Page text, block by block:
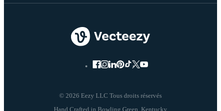
© 2026 Eezy LLC Tous droits réservés